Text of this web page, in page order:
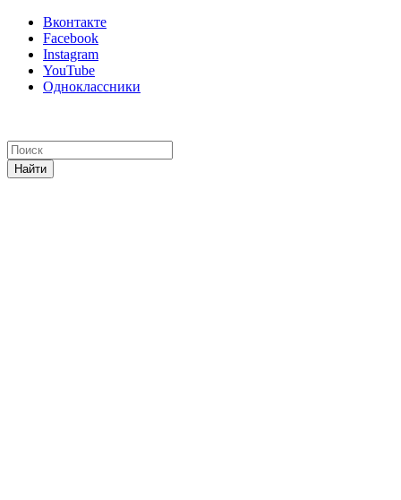
Вконтакте
Facebook
Instagram
YouTube
Одноклассники
Найти